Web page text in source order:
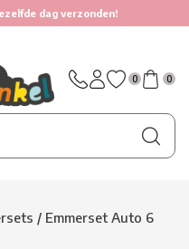
dag verzonden!
0 0
/ Emmerset Auto 6